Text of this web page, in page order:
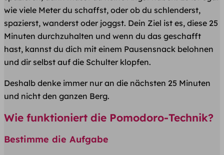
wie viele Meter du schaffst, oder ob du schlenderst,
spazierst, wanderst oder joggst. Dein Ziel ist es, diese 25
Minuten durchzuhalten und wenn du das geschafft
hast, kannst du dich mit einem Pausensnack belohnen
und dir selbst auf die Schulter klopfen.
Deshalb denke immer nur an die nächsten 25 Minuten
und nicht den ganzen Berg.
Wie funktioniert die Pomodoro-Technik?
Bestimme die Aufgabe